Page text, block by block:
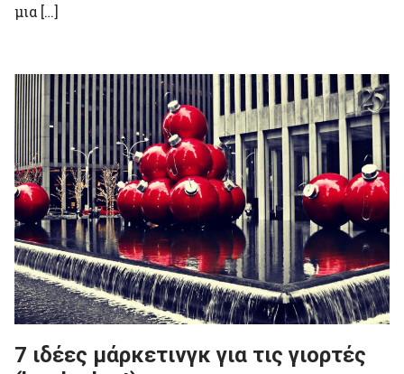
μια […]
7 ιδέες μάρκετινγκ για τις γιορτές